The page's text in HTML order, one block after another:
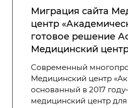
Миграция сайта
центр
готовое решение
Медицинский
Современный
Медицинский центр
основанный в 2017
медицинский центр для